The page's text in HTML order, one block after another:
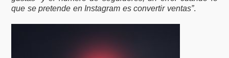
que se pretende en Instagram es convertir ventas”.